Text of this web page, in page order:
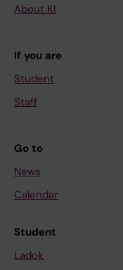
About KI
If you are
Student
Staff
Go to
News
Calendar
Student
Ladok